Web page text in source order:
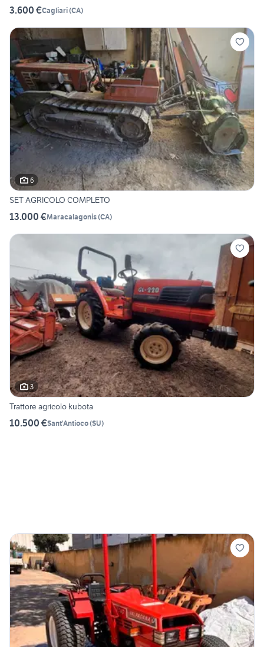
3.600 €Cagliari(CA)
6
SET AGRICOLO COMPLETO
13.000 €Maracalagonis(CA)
3
Trattore agricolo kubota
10.500 €Sant'Antioco(SU)